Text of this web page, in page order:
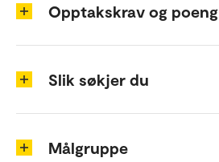
Opptakskrav og poeng
Slik søkjer du
Målgruppe